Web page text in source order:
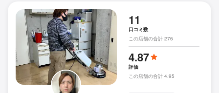
11
口コミ数
この店舗の合計 276
4.87
評価
この店舗の合計 4.95